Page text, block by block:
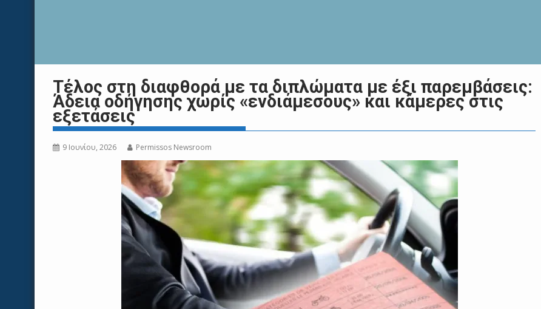
Τέλος στη διαφθορά με τα διπλώματα με έξι παρεμβάσεις:
Άδεια οδήγησης χωρίς «ενδιάμεσους» και κάμερες στις
εξετάσεις
9 Ιουνίου, 2026 Permissos Newsroom